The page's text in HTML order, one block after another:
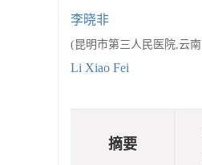
李晓非
(昆明市第三人民医院,云南
Li Xiao Fei
摘要